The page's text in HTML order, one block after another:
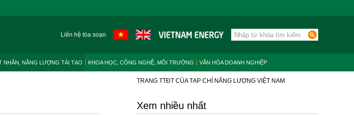
Liên hệ tòa soạn
NHÂN, NĂNG LƯỢNG TÁI TẠO KHOA HỌC, CÔNG NGHỆ, MÔI TRƯỜNG VĂN HÓA DOANH NGHIỆP
TRANG TTĐT CỦA TẠP CHÍ NĂNG LƯỢNG VIỆT NAM
Xem nhiều nhất